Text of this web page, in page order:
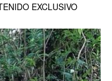
EXCLUSIVO